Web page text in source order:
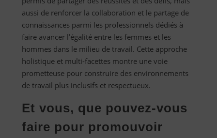
aussi de renforcer la collaboration et le partage de
connaissances parmi les professionnels dédiés à
faire avancer l’égalité entre les femmes et les
hommes dans le milieu de travail. Cette approche
holistique et multi-facettes montre une voie
prometteuse pour construire des environnements
de travail plus inclusifs et respectueux.
Et vous, que pouvez-vous
faire pour promouvoir